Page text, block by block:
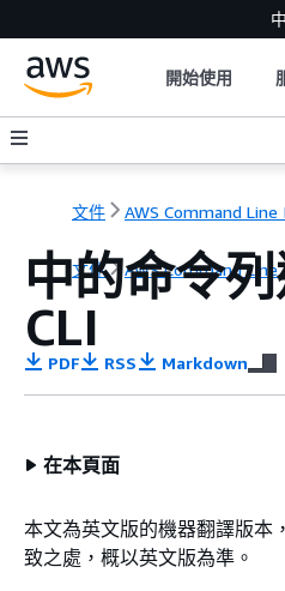
開始使用
文件 AWS Command
文件 AWS Command Line
中的命令
CLI
PDF RSS Markdown
在本頁面
本文為英文版的機器翻譯版本
致之處，概以英文版為準。